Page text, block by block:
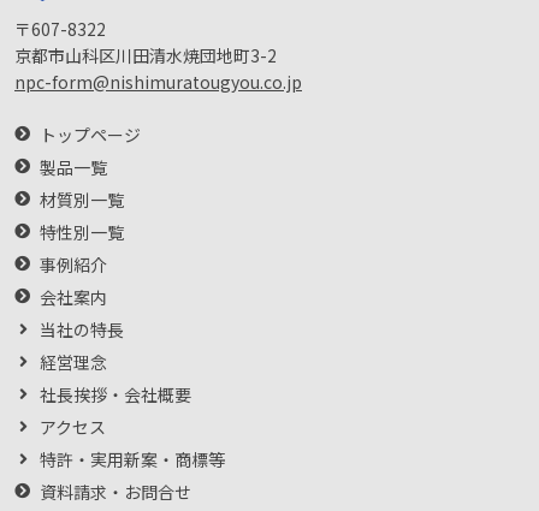
〒607-8322
京都市山科区川田清水焼団地町3-2
npc-form@nishimuratougyou.co.jp
トップページ
製品一覧
材質別一覧
特性別一覧
事例紹介
会社案内
当社の特長
経営理念
社長挨拶・会社概要
アクセス
特許・実用新案・商標等
資料請求・お問合せ